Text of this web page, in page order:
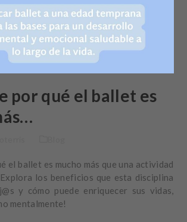
por qué el ballet es
el ballet es mucho más que una actividad
los beneficios que esta disciplina
y cómo puede enriquecer sus vidas,
mentalmente!